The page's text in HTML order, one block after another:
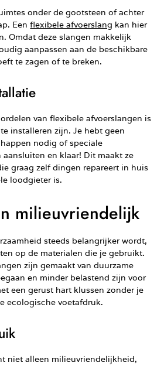
onder de gootsteen of achter
Eenflexibele afvoerslang kan hier
Omdat deze slangen makkelijk
aanpassen aan de beschikbare
te zagen of te breken.
van flexibele afvoerslangen is
installeren zijn. Je hebt geen
nodig of speciale
aansluiten en klaar! Dit maakt ze
graag zelf dingen repareert in huis
loodgieter is.
milieuvriendelijk
steeds belangrijker wordt,
op de materialen die je gebruikt.
zijn gemaakt van duurzame
en minder belastend zijn voor
een gerust hart klussen zonder je
ecologische voetafdruk.
niet alleen milieuvriendelijkheid,